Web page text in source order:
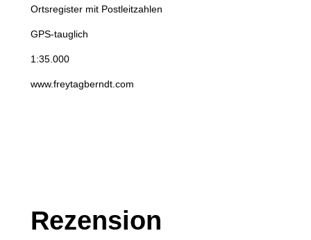
Ortsregister mit Postleitzahlen
GPS-tauglich
1:35.000
www.freytagberndt.com
Rezension